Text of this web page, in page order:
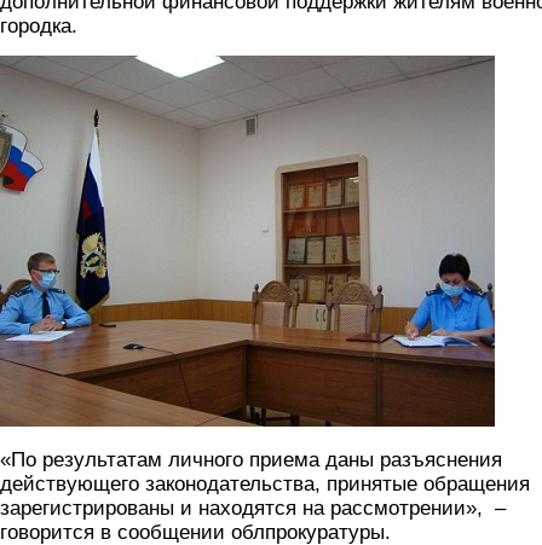
городка.
1.jpg
«По результатам личного приема даны разъяснения
действующего законодательства, принятые обращения
зарегистрированы и находятся на рассмотрении», –
говорится в сообщении облпрокуратуры.